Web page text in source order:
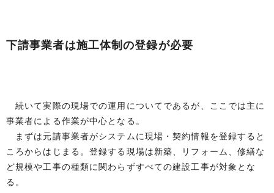
下請事業者は施工体制の登録が必要
続いて実際の現場での運用についてであるが、ここでは主に
事業者による作業が中心となる。
まずは元請事業者がシステムに現場・契約情報を登録すると
ころからはじまる。登録する現場は新築、リフォーム、修繕な
ど規模や工事の種類に関わらずすべての建設工事が対象とな
る。